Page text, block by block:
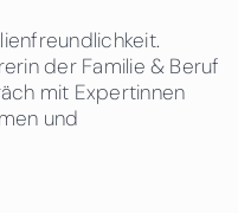
der Familie & Beruf
mit Expertinnen
und